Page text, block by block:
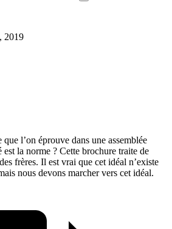
2019
l’on éprouve dans une assemblée
la norme ? Cette brochure traite de
frères. Il est vrai que cet idéal n’existe
nous devons marcher vers cet idéal.